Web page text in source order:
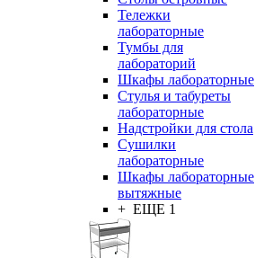
Тележки
лабораторные
Тумбы для
лабораторий
Шкафы лабораторные
Стулья и табуреты
лабораторные
Надстройки для стола
Сушилки
лабораторные
Шкафы лабораторные
вытяжные
+ ЕЩЕ 1